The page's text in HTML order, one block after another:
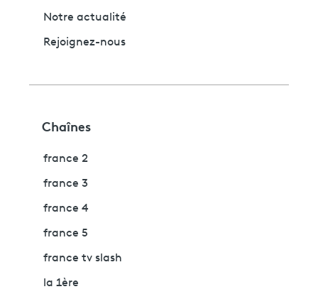
Notre actualité
Rejoignez-nous
Chaînes
france 2
france 3
france 4
france 5
france tv slash
la 1ère